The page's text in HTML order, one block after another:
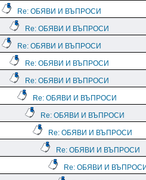
Re: ОБЯВИ И ВЪПРОСИ
Re: ОБЯВИ И ВЪПРОСИ
Re: ОБЯВИ И ВЪПРОСИ
Re: ОБЯВИ И ВЪПРОСИ
Re: ОБЯВИ И ВЪПРОСИ
Re: ОБЯВИ И ВЪПРОСИ
Re: ОБЯВИ И ВЪПРОСИ
Re: ОБЯВИ И ВЪПРОСИ
Re: ОБЯВИ И ВЪПРОСИ
Re: ОБЯВИ И